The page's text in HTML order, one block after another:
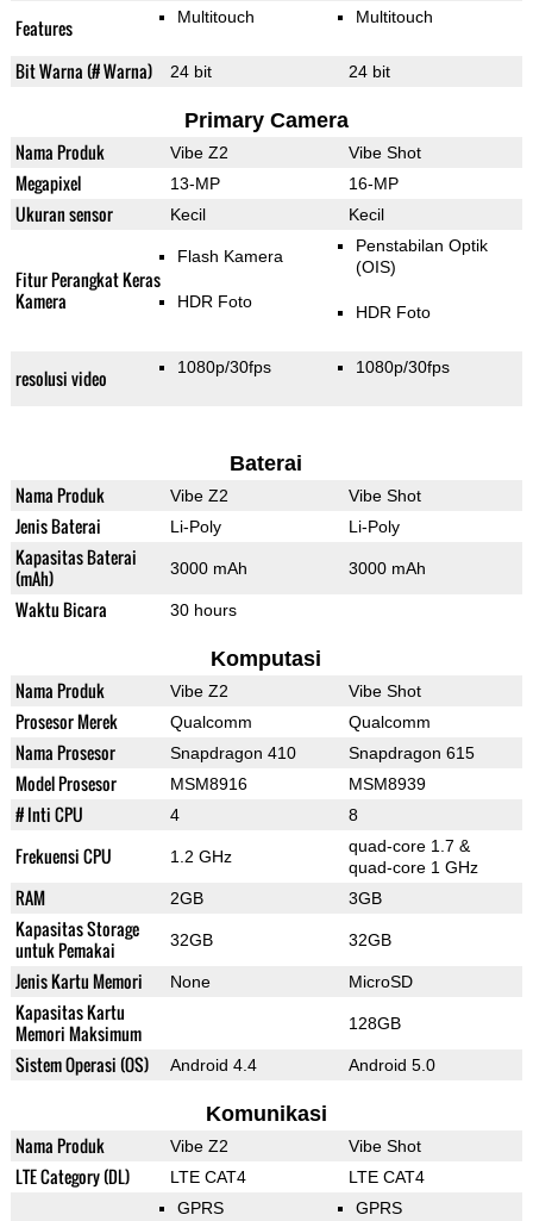
Features Multitouch Multitouch
Bit Warna (# Warna) 24 bit 24 bit
Primary Camera
Nama Produk Vibe Z2 Vibe Shot
Megapixel 13-MP 16-MP
Ukuran sensor Kecil Kecil
Fitur Perangkat Keras
Kamera
Flash Kamera
HDR Foto
Penstabilan Optik
(OIS)
HDR Foto
resolusi video 1080p/30fps 1080p/30fps
Baterai
Nama Produk Vibe Z2 Vibe Shot
Jenis Baterai Li-Poly Li-Poly
Kapasitas Baterai
(mAh)
3000 mAh 3000 mAh
Waktu Bicara 30 hours
Komputasi
Nama Produk Vibe Z2 Vibe Shot
Prosesor Merek Qualcomm Qualcomm
Nama Prosesor Snapdragon 410 Snapdragon 615
Model Prosesor MSM8916 MSM8939
# Inti CPU 4 8
Frekuensi CPU 1.2 GHz
quad-core 1.7 &
quad-core 1 GHz
RAM 2GB 3GB
Kapasitas Storage
untuk Pemakai
32GB 32GB
Jenis Kartu Memori None MicroSD
Kapasitas Kartu
Memori Maksimum
128GB
Sistem Operasi (OS) Android 4.4 Android 5.0
Komunikasi
Nama Produk Vibe Z2 Vibe Shot
LTE Category (DL) LTE CAT4
LTE CAT4
GPRS
GPRS